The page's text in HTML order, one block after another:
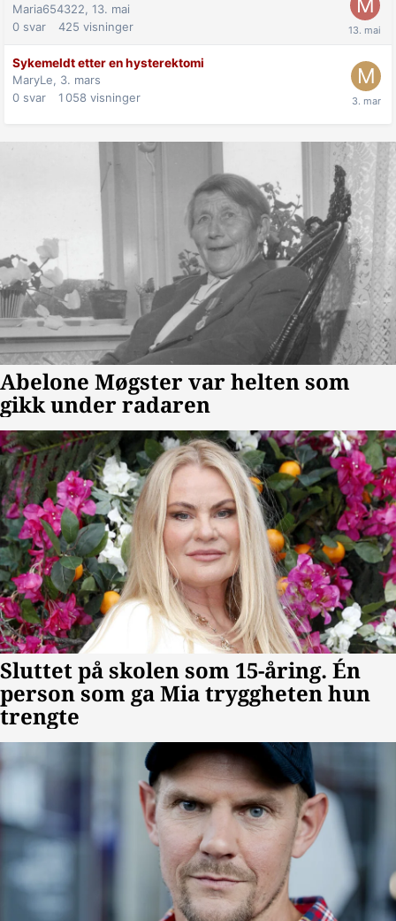
Maria654322, 13. mai
0 svar 425 visninger
Sykemeldt etter en hysterektomi
MaryLe, 3. mars
0 svar 1 058 visninger